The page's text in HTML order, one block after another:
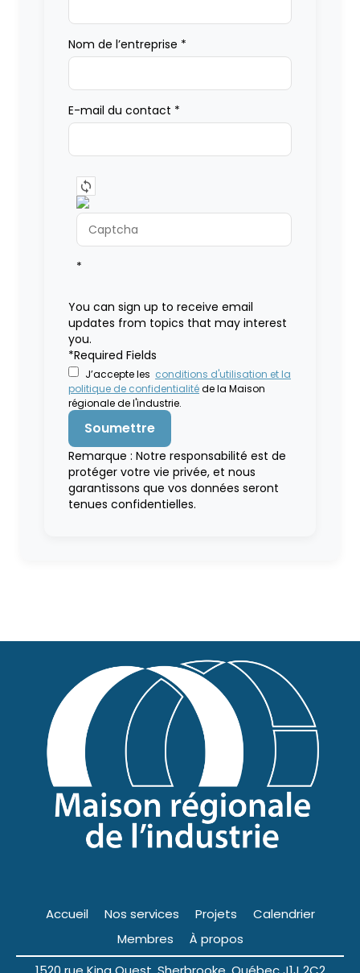
Nom de l’entreprise *
E-mail du contact *
*
You can sign up to receive email
updates from topics that may interest
you.
*Required Fields
J’accepte les conditions d'utilisation et la
politique de confidentialitéde la Maison
régionale de l'industrie.
Remarque : Notre responsabilité est de
protéger votre vie privée, et nous
garantissons que vos données seront
tenues confidentielles.
Accueil Nos services Projets
Calendrier
Membres
À propos